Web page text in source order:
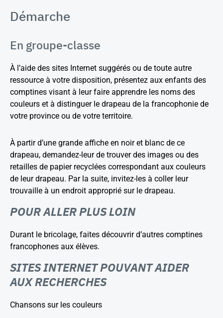
Démarche
En groupe-classe
À l’aide des sites Internet suggérés ou de toute autre
ressource à votre disposition, présentez aux enfants des
comptines visant à leur faire apprendre les noms des
couleurs et à distinguer le drapeau de la francophonie de
votre province ou de votre territoire.
À partir d’une grande affiche en noir et blanc de ce
drapeau, demandez-leur de trouver des images ou des
retailles de papier recyclées correspondant aux couleurs
de leur drapeau. Par la suite, invitez-les à coller leur
trouvaille à un endroit approprié sur le drapeau.
POUR ALLER PLUS LOIN
Durant le bricolage, faites découvrir d’autres comptines
francophones aux élèves.
SITES INTERNET POUVANT AIDER
AUX RECHERCHES
Chansons sur les couleurs